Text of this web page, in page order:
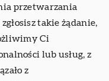
przetwarzania
takie żądanie,
Ci
lub usług, z
z